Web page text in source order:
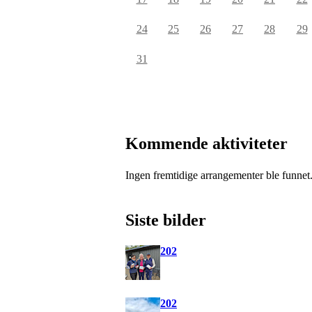
24 25 26 27 28 29
31
Kommende aktiviteter
Ingen fremtidige arrangementer ble funnet.
Siste bilder
202
202